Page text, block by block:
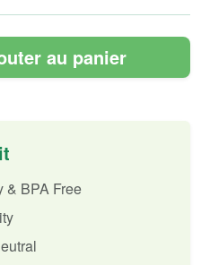
au panier
& BPA Free